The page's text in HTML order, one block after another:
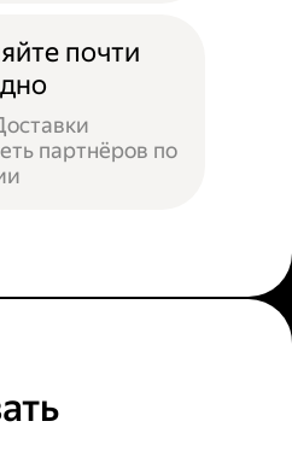
почти
партнёров по